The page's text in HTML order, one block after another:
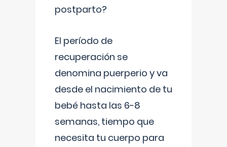
postparto?
El período de
recuperación se
denomina puerperio y va
desde el nacimiento de tu
bebé hasta las 6-8
semanas, tiempo que
necesita tu cuerpo para